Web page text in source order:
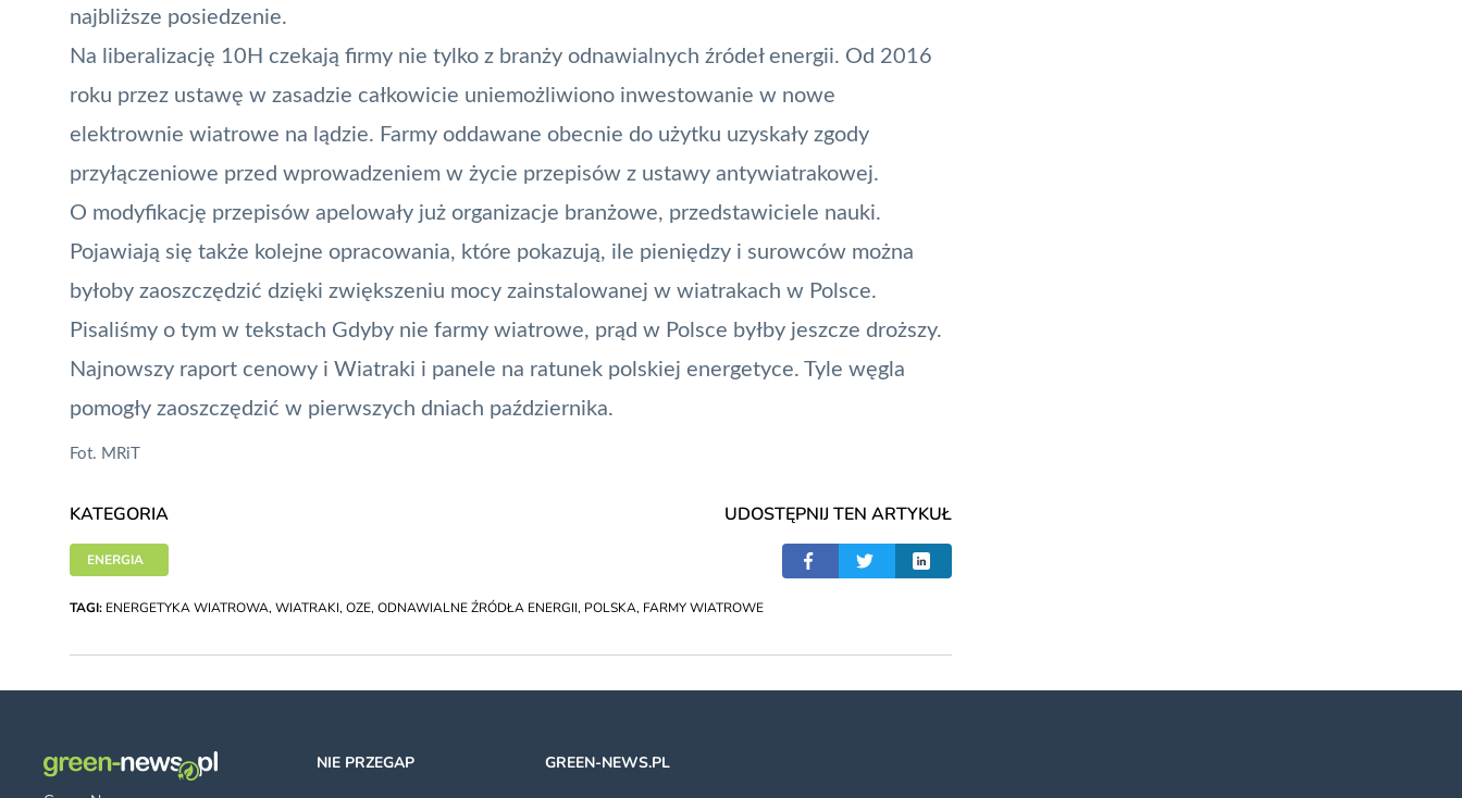
najbliższe posiedzenie.
Na liberalizację 10H czekają firmy nie tylko z branży odnawialnych źródeł energii. Od 2016
roku przez ustawę w zasadzie całkowicie uniemożliwiono inwestowanie w nowe
elektrownie wiatrowe na lądzie. Farmy oddawane obecnie do użytku uzyskały zgody
przyłączeniowe przed wprowadzeniem w życie przepisów z ustawy antywiatrakowej.
O modyfikację przepisów apelowały już organizacje branżowe, przedstawiciele nauki.
Pojawiają się także kolejne opracowania, które pokazują, ile pieniędzy i surowców można
byłoby zaoszczędzić dzięki zwiększeniu mocy zainstalowanej w wiatrakach w Polsce.
Pisaliśmy o tym w tekstach Gdyby nie farmy wiatrowe, prąd w Polsce byłby jeszcze droższy.
Najnowszy raport cenowy i Wiatraki i panele na ratunek polskiej energetyce. Tyle węgla
pomogły zaoszczędzić w pierwszych dniach października.
Fot. MRiT
KATEGORIA
ENERGIA
UDOSTĘPNIJ TEN ARTYKUŁ
TAGI: ENERGETYKA WIATROWA, WIATRAKI, OZE, ODNAWIALNE ŹRÓDŁA ENERGII, POLSKA, FARMY WIATROWE
NIE PRZEGAP
GREEN-NEWS.PL